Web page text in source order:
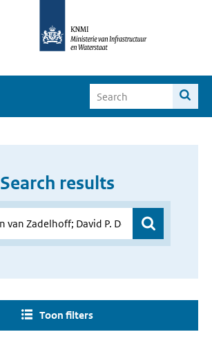
Search results
Toon filters